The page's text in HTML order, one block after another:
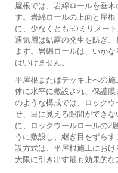
屋根では、岩綿ロールを垂
す。岩綿ロールの上面と屋
に、少なくとも50ミリメー
通気層は結露の発生を防ぎ
ます。岩綿ロールは、いか
はいけません。
平屋根またはデッキ上への
体に水平に敷設され、保護
のような構成では、ロック
せ、目に見える隙間ができ
に、ロックウールロールの2
うに敷設し、継ぎ目をずら
設方式は、平屋根施工にお
大限に引き出す最も効果的な